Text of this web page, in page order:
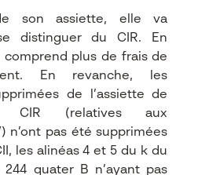
de son assiette, elle va
distinguer du CIR. En
plus de frais de
En revanche, les
de l’assiette de
CIR (relatives aux
n’ont pas été supprimées
les alinéas 4 et 5 du k du
244 quater B n’ayant pas